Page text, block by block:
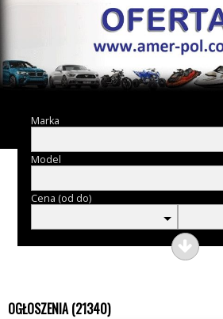
Marka
Model
Cena (od do)
OGŁOSZENIA (21340)